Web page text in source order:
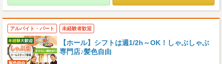
アルバイト・パート 未経験者歓迎
【ホール】シフトは週1/2h～OK！しゃぶしゃぶ
専門店♪髪色自由